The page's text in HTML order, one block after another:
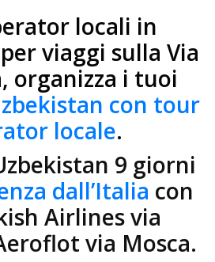
locali in
viaggi sulla Via
organizza i tuoi
con tour
locale.
9 giorni
dall’Italia con
Airlines via
via Mosca.